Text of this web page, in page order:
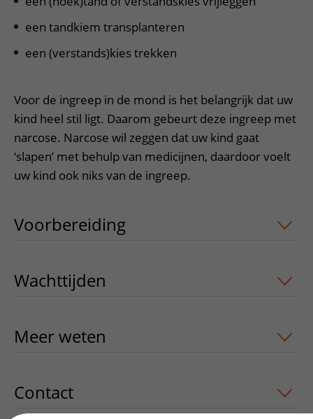
Verpleegafdelingen
Centra
Zorgverleners
Ik ben zwanger of net bevallen
Onze poliklinieken
Onze verpleegafdelingen
Ondersteuning en begeleiding
Samen met kinderen en ouders
Ervaringen van patiënten
Regels en rechten
Wachttijden
De organisatie
Onze Foundation
Research
Werken bij het WKZ
een tandkiem transplanteren
een (verstands)kies trekken
Voor de ingreep in de mond is het belangrijk dat uw
kind heel stil ligt. Daarom gebeurt deze ingreep met
narcose. Narcose wil zeggen dat uw kind gaat
‘slapen’ met behulp van medicijnen, daardoor voelt
uw kind ook niks van de ingreep.
Voorbereiding uitklapper, klik om te
Wachttijden uitklapper, klik om te
Meer weten uitklapper, klik om te
Contact uitklapper, klik om te openen